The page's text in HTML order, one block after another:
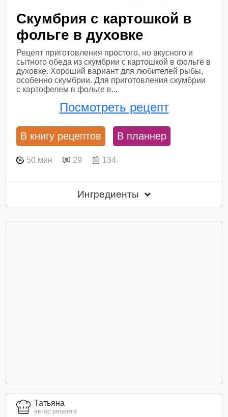
Скумбрия с картошкой в
фольге в духовке
Рецепт приготовления простого, но вкусного и
сытного обеда из скумбрии с картошкой в фольге в
духовке. Хороший вариант для любителей рыбы,
особенно скумбрии. Для приготовления скумбрии
с картофелем в фольге в...
Посмотреть рецепт
В книгу рецептов В планнер
50 мин 29 134
Ингредиенты
Татьяна
автор рецепта